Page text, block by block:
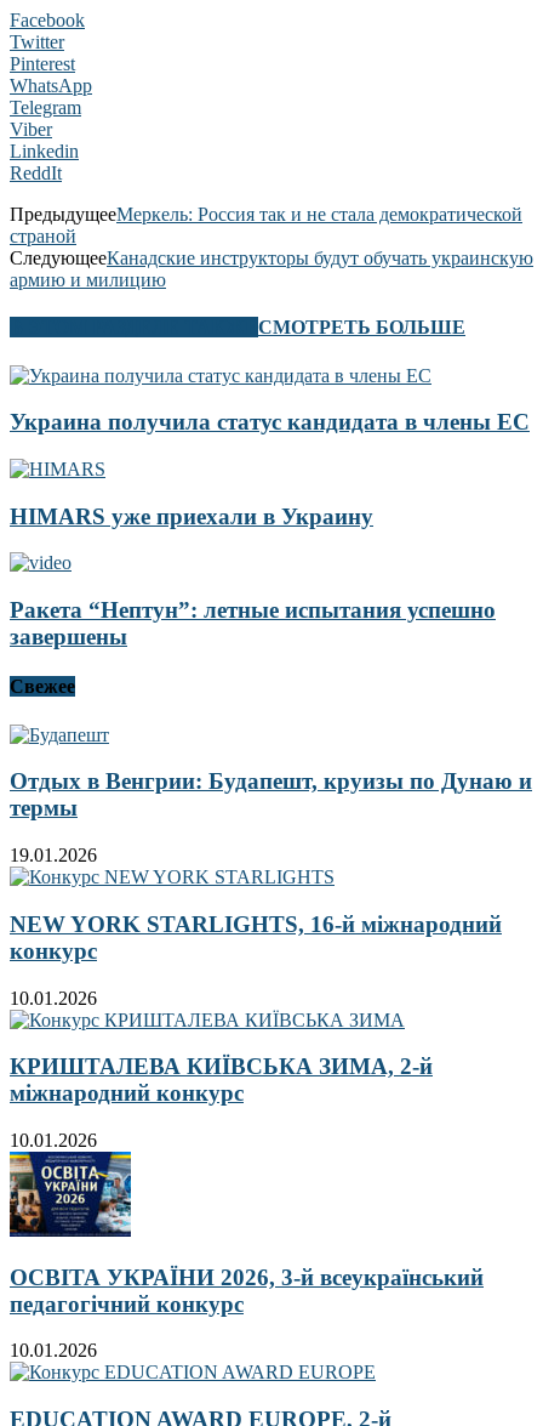
Facebook
Twitter
Pinterest
WhatsApp
Telegram
Viber
Linkedin
ReddIt
ПредыдущееМеркель: Россия так и не стала демократической
страной
СледующееКанадские инструкторы будут обучать украинскую
армию и милицию
СМОТРЕТЬ БОЛЬШЕ
Украина получила статус кандидата в члены ЕС
HIMARS уже приехали в Украину
Ракета “Нептун”: летные испытания успешно
завершены
Свежее
Отдых в Венгрии: Будапешт, круизы по Дунаю и
термы
19.01.2026
NEW YORK STARLIGHTS, 16-й міжнародний
конкурс
10.01.2026
КРИШТАЛЕВА КИЇВСЬКА ЗИМА, 2-й
міжнародний конкурс
10.01.2026
ОСВІТА УКРАЇНИ 2026, 3-й всеукраїнський
педагогічний конкурс
10.01.2026
EDUCATION AWARD EUROPE, 2-й